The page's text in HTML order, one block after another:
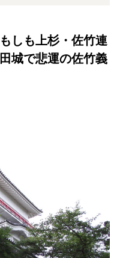
しも上杉・佐竹連
城で悲運の佐竹義